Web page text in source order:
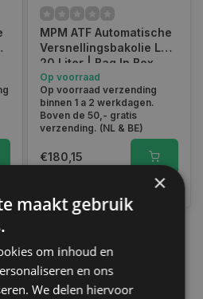
MPM ATF Automatische
Versnellingsbakolie LV |
20 Liter | Bag In Box
|16B20LV
Op voorraad
Op voorraad verzending
binnen 1 a 2 werkdagen.
Boven de 50,- gratis
verzending. (NL & BE)
€180,15
1
×
maakt gebruik
om inhoud en
en ons
We delen hiervoor